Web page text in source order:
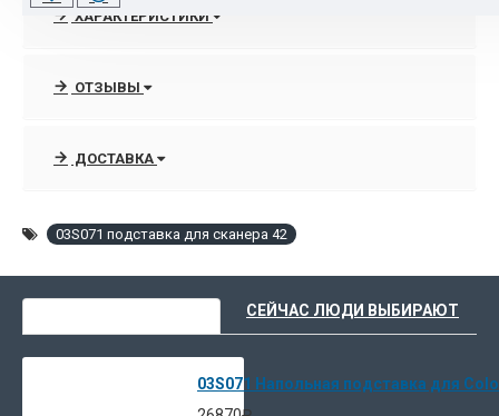
возможность предоставить специальные цены и скидки!!
ХАРАКТЕРИСТИКИ
ОТЗЫВЫ
ДОСТАВКА
03S071 подставка для сканера 42
СЕЙЧАС ЛЮДИ ВЫБИРАЮТ
03S071 Напольная подставка для